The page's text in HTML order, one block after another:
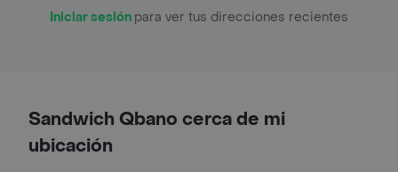
Iniciar sesión para ver tus direcciones recientes
Sandwich Qbano cerca de mi
ubicación